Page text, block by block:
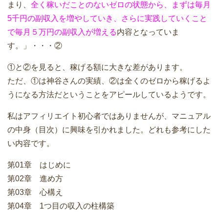
まり、 全く稼いだことのないゼロの状態から、まずは毎月
5千円の副収入を増やしていき、さらに実践していくこと
で毎月５万円の副収入が増える内容となっていま
す。」・・・②
①と②を見ると、稼げる額に大きな差があります。
ただ、①は神谷さんの実績、②は全くのゼロから稼げるよ
うになる方法だということをアピールしているようです。
私はアフィリエイト初心者ではありませんが、マニュアル
の中身（目次）に興味を引かれました。どれも参考にした
い内容です。
第01章 はじめに
第02章 進め方
第03章 心構え
第04章 1つ目の収入の柱構築